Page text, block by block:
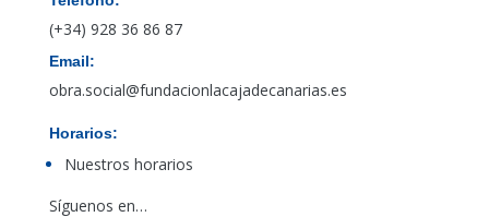
(+34) 928 36 86 87
Email:
obra.social@fundacionlacajadecanarias.es
Horarios:
Nuestros horarios
Síguenos en…